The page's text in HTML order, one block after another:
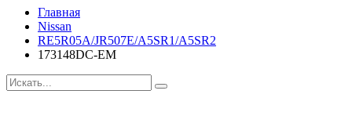
Главная
Nissan
RE5R05A/JR507E/A5SR1/A5SR2
173148DC-EM